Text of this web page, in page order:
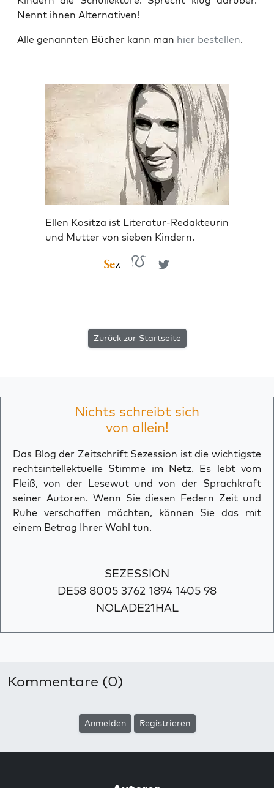
Nennt ihnen Alternativen!
Alle genann­ten Bücher kann man hier bestel­len.
Ellen Kositza ist Literatur-Redakteurin
und Mutter von sieben Kindern.
Zurück zur Startseite
Nichts schreibt sich
von allein!
Das Blog der Zeitschrift Sezession ist die wichtigste
rechtsintellektuelle Stimme im Netz. Es lebt vom
Fleiß, von der Lesewut und von der Sprachkraft
seiner Autoren. Wenn Sie diesen Federn Zeit und
Ruhe verschaffen möchten, können Sie das mit
einem Betrag Ihrer Wahl tun.
SEZESSION
DE58 8005 3762 1894 1405 98
NOLADE21HAL
Kommentare (0)
Anmelden Registrieren